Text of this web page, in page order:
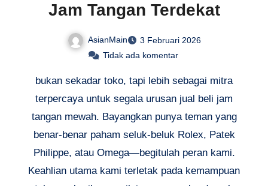
Jam Tangan Terdekat
AsianMain
3 Februari 2026
Tidak ada komentar
bukan sekadar toko, tapi lebih sebagai mitra
terpercaya untuk segala urusan jual beli jam
tangan mewah. Bayangkan punya teman yang
benar-benar paham seluk-beluk Rolex, Patek
Philippe, atau Omega—begitulah peran kami.
Keahlian utama kami terletak pada kemampuan